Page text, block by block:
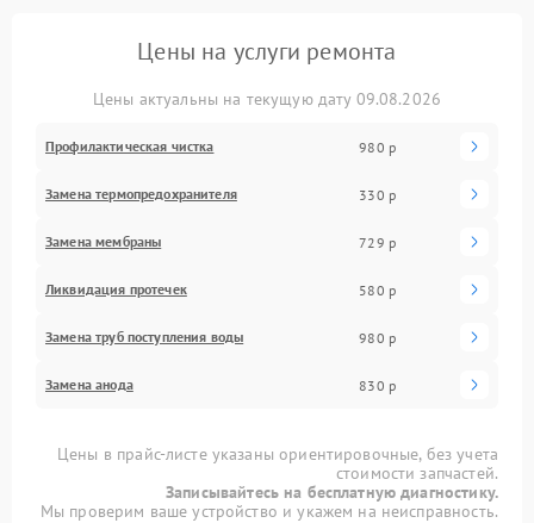
Цены на услуги ремонта
Цены актуальны на текущую дату 09.08.2026
Профилактическая чистка 980 р
Замена термопредохранителя 330 р
Замена мембраны 729 р
Ликвидация протечек 580 р
Замена труб поступления воды 980 р
Замена анода 830 р
Цены в прайс-листе указаны ориентировочные, без учета
стоимости запчастей.
Записывайтесь на бесплатную диагностику.
Мы проверим ваше устройство и укажем на неисправность.